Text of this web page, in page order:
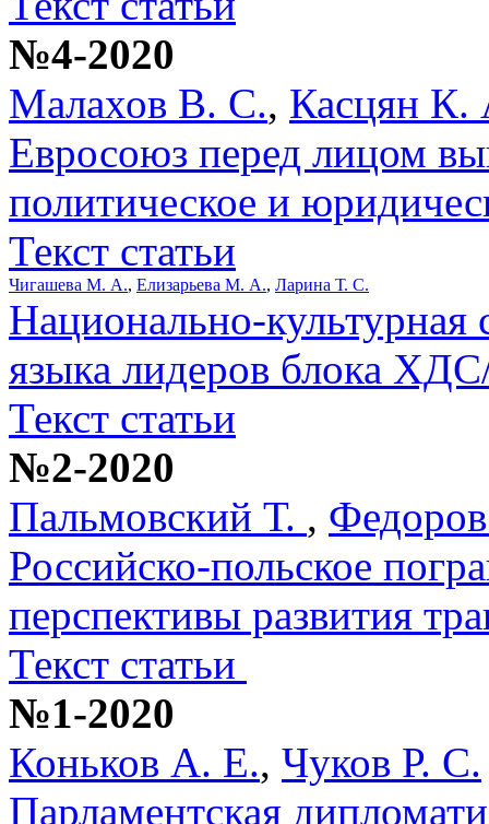
№4-2020
Малахов В. С., Касцян К.
Евросоюз перед лицом
политическое и
Текст статьи
Чигашева М. А., Елизарьева М. А., Ларина Т. С.
Национально-культурная
языка лидеров блока
Текст статьи
№2-2020
Пальмовский Т. ,
Российско-польское
перспективы развития
Текст статьи
№1-2020
Коньков А. Е., Чуков Р. С.
Парламентская